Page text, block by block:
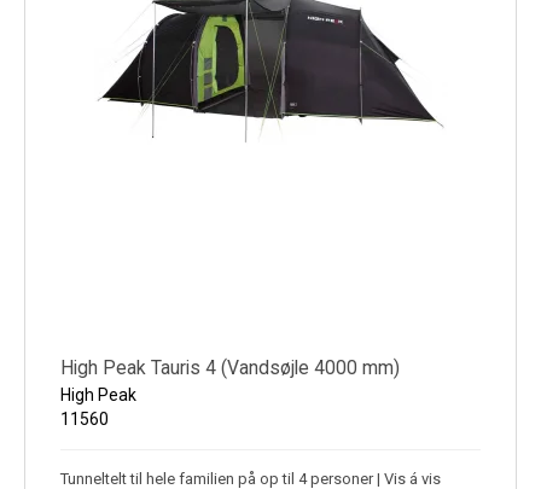
High Peak Tauris 4 (Vandsøjle 4000 mm)
High Peak
11560
Tunneltelt til hele familien på op til 4 personer | Vis á vis